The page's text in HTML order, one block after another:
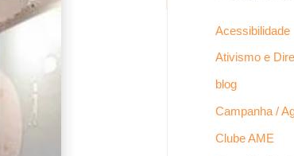
Acessibilidade
Ativismo e
blog
Campanha /
Clube AME